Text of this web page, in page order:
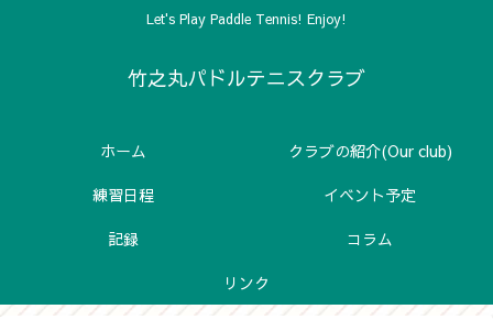
Let's Play Paddle Tennis! Enjoy!
竹之丸パドルテニスクラブ
ホーム
クラブの紹介(Our club)
練習日程
イベント予定
記録
コラム
リンク